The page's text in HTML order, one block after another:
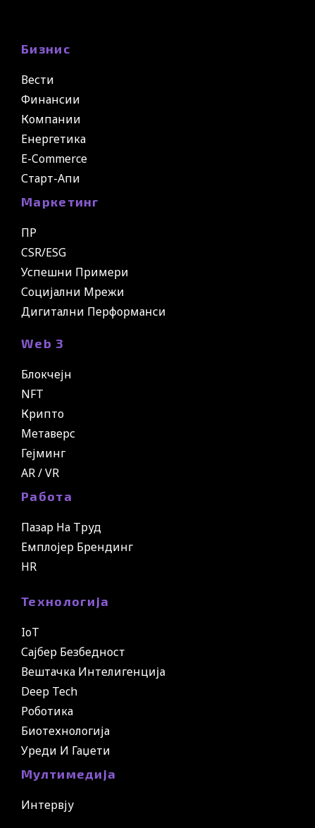
Бизнис
Вести
Финансии
Компании
Енергетика
E-Commerce
Старт-Апи
Маркетинг
ПР
CSR/ESG
Успешни Примери
Социјални Мрежи
Дигитални Перформанси
Web 3
Блокчејн
NFT
Крипто
Метаверс
Гејминг
AR / VR
Работа
Пазар На Труд
Емплојер Брендинг
HR
Технологија
IoT
Сајбер Безбедност
Вештачка Интелигенција
Deep Tech
Роботика
Биотехнологија
Уреди И Гаџети
Мултимедија
Интервју